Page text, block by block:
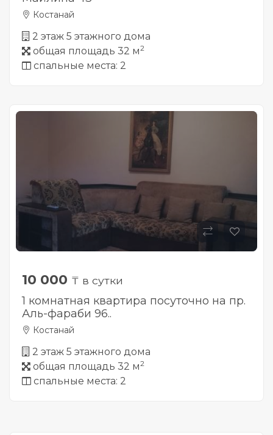
Костанай
2 этаж 5 этажного дома
общая площадь 32 м2
спальные места: 2
10 000 ₸ в сутки
1 комнатная квартира посуточно на пр.
Аль-фараби 96..
Костанай
2 этаж 5 этажного дома
общая площадь 32 м2
спальные места: 2